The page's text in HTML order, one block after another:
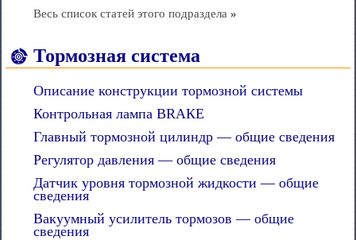
Весь список статей этого подраздела »
Тормозная система
Описание конструкции тормозной системы
Контрольная лампа ВRАКЕ
Главный тормозной цилиндр — общие сведения
Регулятор давления — общие сведения
Датчик уровня тормозной жидкости — общие
сведения
Вакуумный усилитель тормозов — общие
сведения